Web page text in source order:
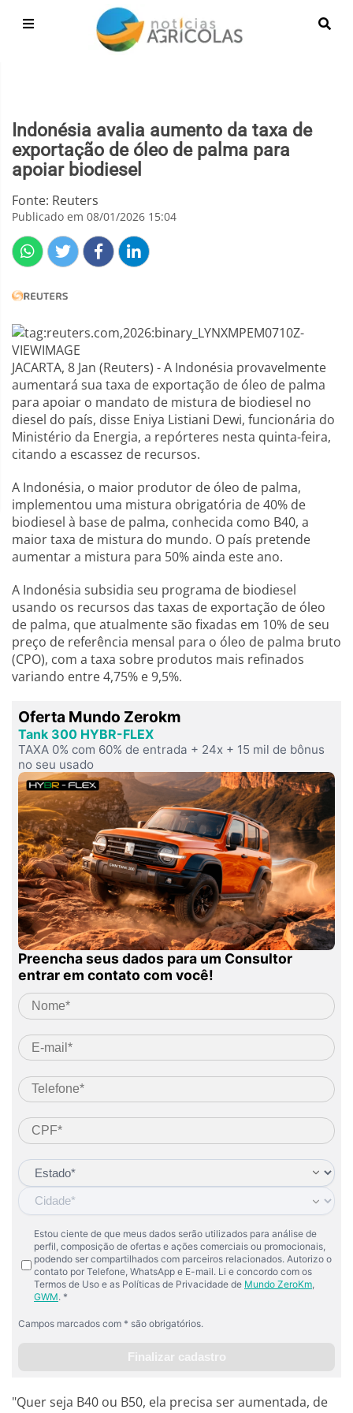
Indonésia avalia aumento da taxa de
exportação de óleo de palma para
apoiar biodiesel
Fonte: Reuters
Publicado em 08/01/2026 15:04
JACARTA, 8 Jan (Reuters) - A Indonésia provavelmente
aumentará sua taxa de exportação de óleo de palma
para apoiar o mandato de mistura de biodiesel no
diesel do país, disse Eniya Listiani Dewi, funcionária do
Ministério da Energia, a repórteres nesta quinta-feira,
citando a escassez de recursos.
A Indonésia, o maior produtor de óleo de palma,
implementou uma mistura obrigatória de 40% de
biodiesel à base de palma, conhecida como B40, a
maior taxa de mistura do mundo. O país pretende
aumentar a mistura para 50% ainda este ano.
A Indonésia subsidia seu programa de biodiesel
usando os recursos das taxas de exportação de óleo
de palma, que atualmente são fixadas em 10% de seu
preço de referência mensal para o óleo de palma bruto
(CPO), com a taxa sobre produtos mais refinados
variando entre 4,75% e 9,5%.
"Quer seja B40 ou B50, ela precisa ser aumentada, de